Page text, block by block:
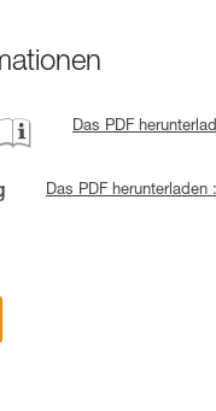
Das PDF
Das PDF